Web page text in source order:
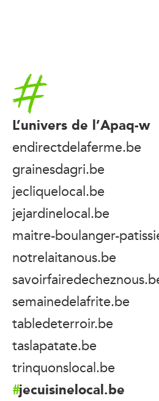
Accueil
L’univers de l’Apaq-w
endirectdelaferme.be
grainesdagri.be
jecliquelocal.be
jejardinelocal.be
maitre-boulanger-
notrelaitanous.be
semainedelafrite.be
tabledeterroir.be
taslapatate.be
trinquonslocal.be
jecuisinelocal.be